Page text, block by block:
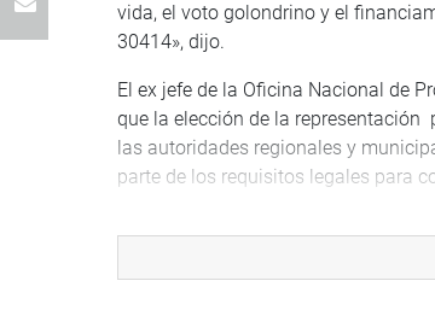
vida, el voto golondrino y el
30414», dijo.
El ex jefe de la Oficina Nacional de
que la elección de la representación
las autoridades regionales y
parte de los requisitos legales para
congresistas. Hoy en día el
1859», alertò.